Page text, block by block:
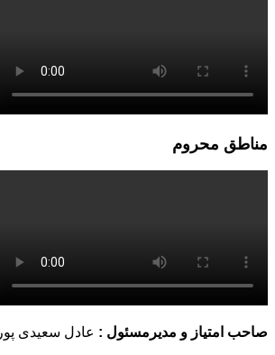
مناطق محروم
صاحب امتیاز و مدیرمسئول : عادل سعیدی پور